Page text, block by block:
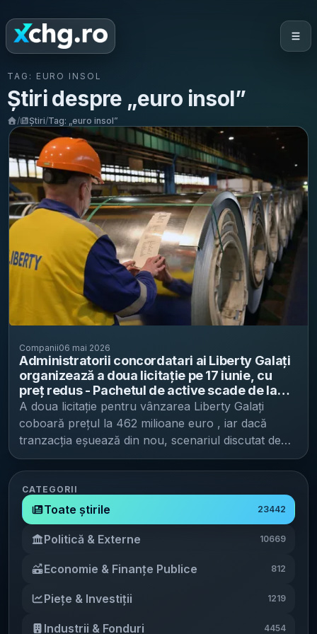
TAG: EURO INSOL
Știri despre „euro insol”
/ Știri/Tag: „euro insol”
Companii06 mai 2026
Administratorii concordatari ai Liberty Galați
organizează a doua licitație pe 17 iunie, cu
preț redus - Pachetul de active scade de la
709 milioane euro la 462 milioane euro, iar
Borza indică posibilă preluare de către stat
dacă nu se vinde
A doua licitație pentru vânzarea Liberty Galați
coboară prețul la 462 milioane euro , iar dacă
tranzacția eșuează din nou, scenariul discutat de
administratorii concordatari este ca statul să ajungă
să preia combinatul în contul creanțelor, potrivit
Profit . A doua licitație de vânzare este programată
pentru 17 iunie, după ce instanța confirmă
modificarea planului de restructurare (deja
aprobată de creditori), a declarat pentru publicație
administratorii concordatari ai companiei (celălalt
fiind CITR). Preț redus semnificativ față de prima
tentativă Pachetul de două active funcționale
scoase la vânzare — Liberty Galați și Liberty
CATEGORII
Toate știrile 23442
Politică & Externe 10669
Economie & Finanțe Publice 812
Piețe & Investiții 1219
Industrii & Fonduri 4454